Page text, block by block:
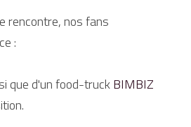
rencontre, nos fans
:
que d'un food-truck BIMBIZ